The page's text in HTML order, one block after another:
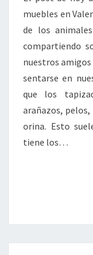
muebles en
de los
compartiendo
nuestros
sentarse en
que los
arañazos,
orina. Esto
tiene los…